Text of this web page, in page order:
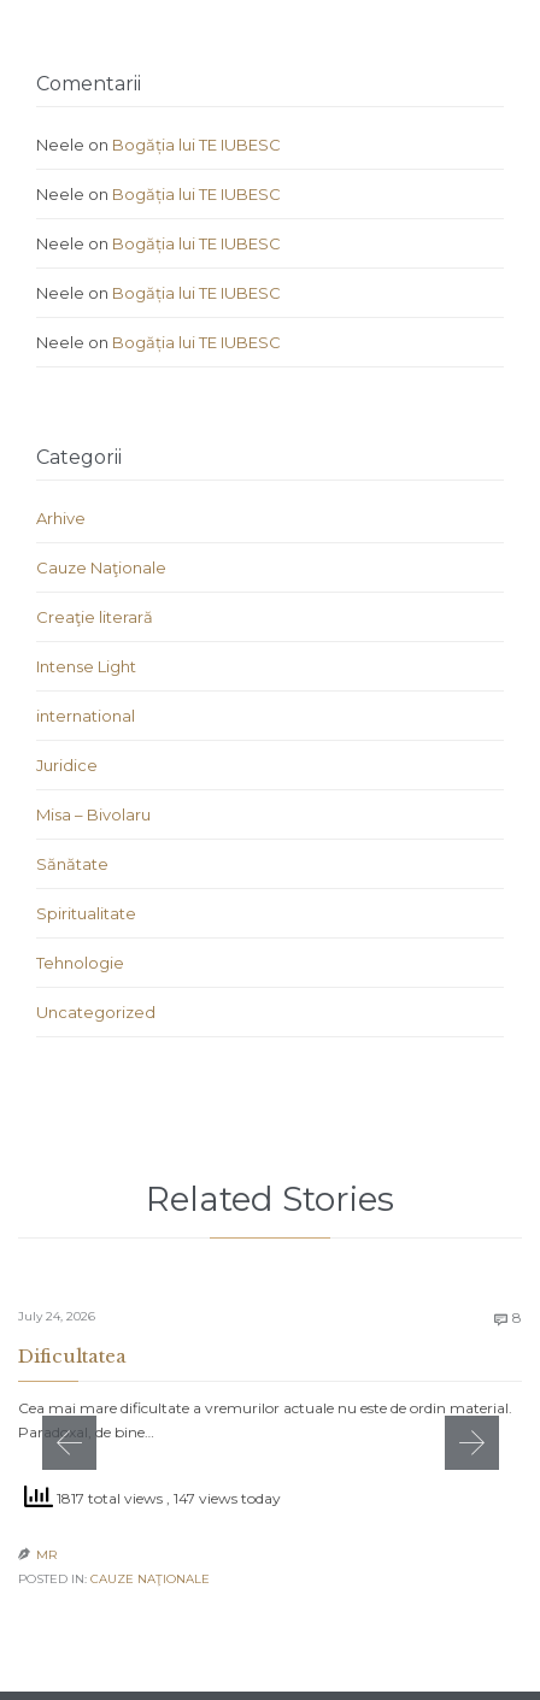
Comentarii
Neele on Bogăția lui TE IUBESC
Neele on Bogăția lui TE IUBESC
Neele on Bogăția lui TE IUBESC
Neele on Bogăția lui TE IUBESC
Neele on Bogăția lui TE IUBESC
Categorii
Arhive
Cauze Naţionale
Creaţie literară
Intense Light
international
Juridice
Misa – Bivolaru
Sănătate
Spiritualitate
Tehnologie
Uncategorized
Related Stories
July 24, 2026  8
Dificultatea
Cea mai mare dificultate a vremurilor actuale nu este de ordin material.
Paradoxal, de bine…
1817 total views , 147 views today
 MR
POSTED IN: CAUZE NAŢIONALE